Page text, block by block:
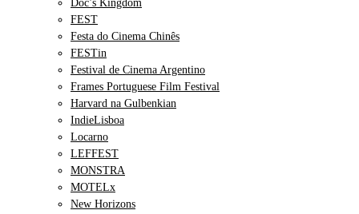
Doc’s Kingdom
FEST
Festa do Cinema Chinês
FESTin
Festival de Cinema Argentino
Frames Portuguese Film Festival
Harvard na Gulbenkian
IndieLisboa
Locarno
LEFFEST
MONSTRA
MOTELx
New Horizons